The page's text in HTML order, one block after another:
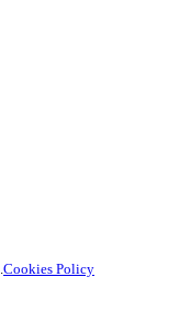
Cookies Policy